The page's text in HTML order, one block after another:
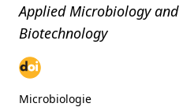
Applied Microbiology and
Biotechnology
Microbiologie